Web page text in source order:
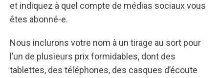
et indiquez à quel compte de médias sociaux vous
êtes abonné-e.
Nous inclurons votre nom à un tirage au sort pour
l’un de plusieurs prix formidables, dont des
tablettes, des téléphones, des casques d’écoute